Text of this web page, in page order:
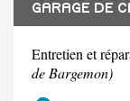
GARAGE DE
Entretien et
de Bargemon)